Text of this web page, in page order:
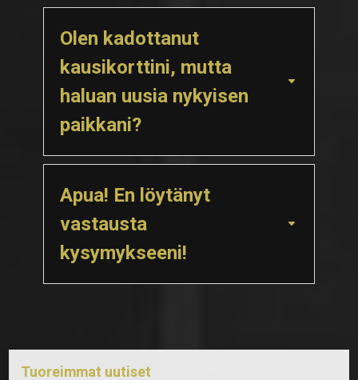
Olen kadottanut
kausikorttini, mutta
haluan uusia nykyisen
paikkani?
Apua! En löytänyt
vastausta
kysymykseeni!
Tuoreimmat uutiset